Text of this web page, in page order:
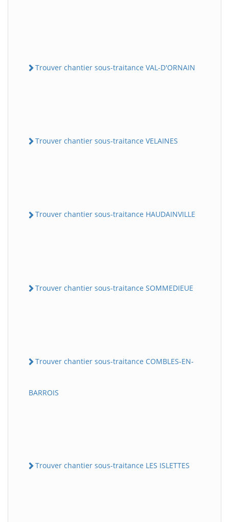
Trouver chantier sous-traitance VAL-D'ORNAIN
Trouver chantier sous-traitance VELAINES
Trouver chantier sous-traitance HAUDAINVILLE
Trouver chantier sous-traitance SOMMEDIEUE
Trouver chantier sous-traitance COMBLES-EN-
BARROIS
Trouver chantier sous-traitance LES ISLETTES